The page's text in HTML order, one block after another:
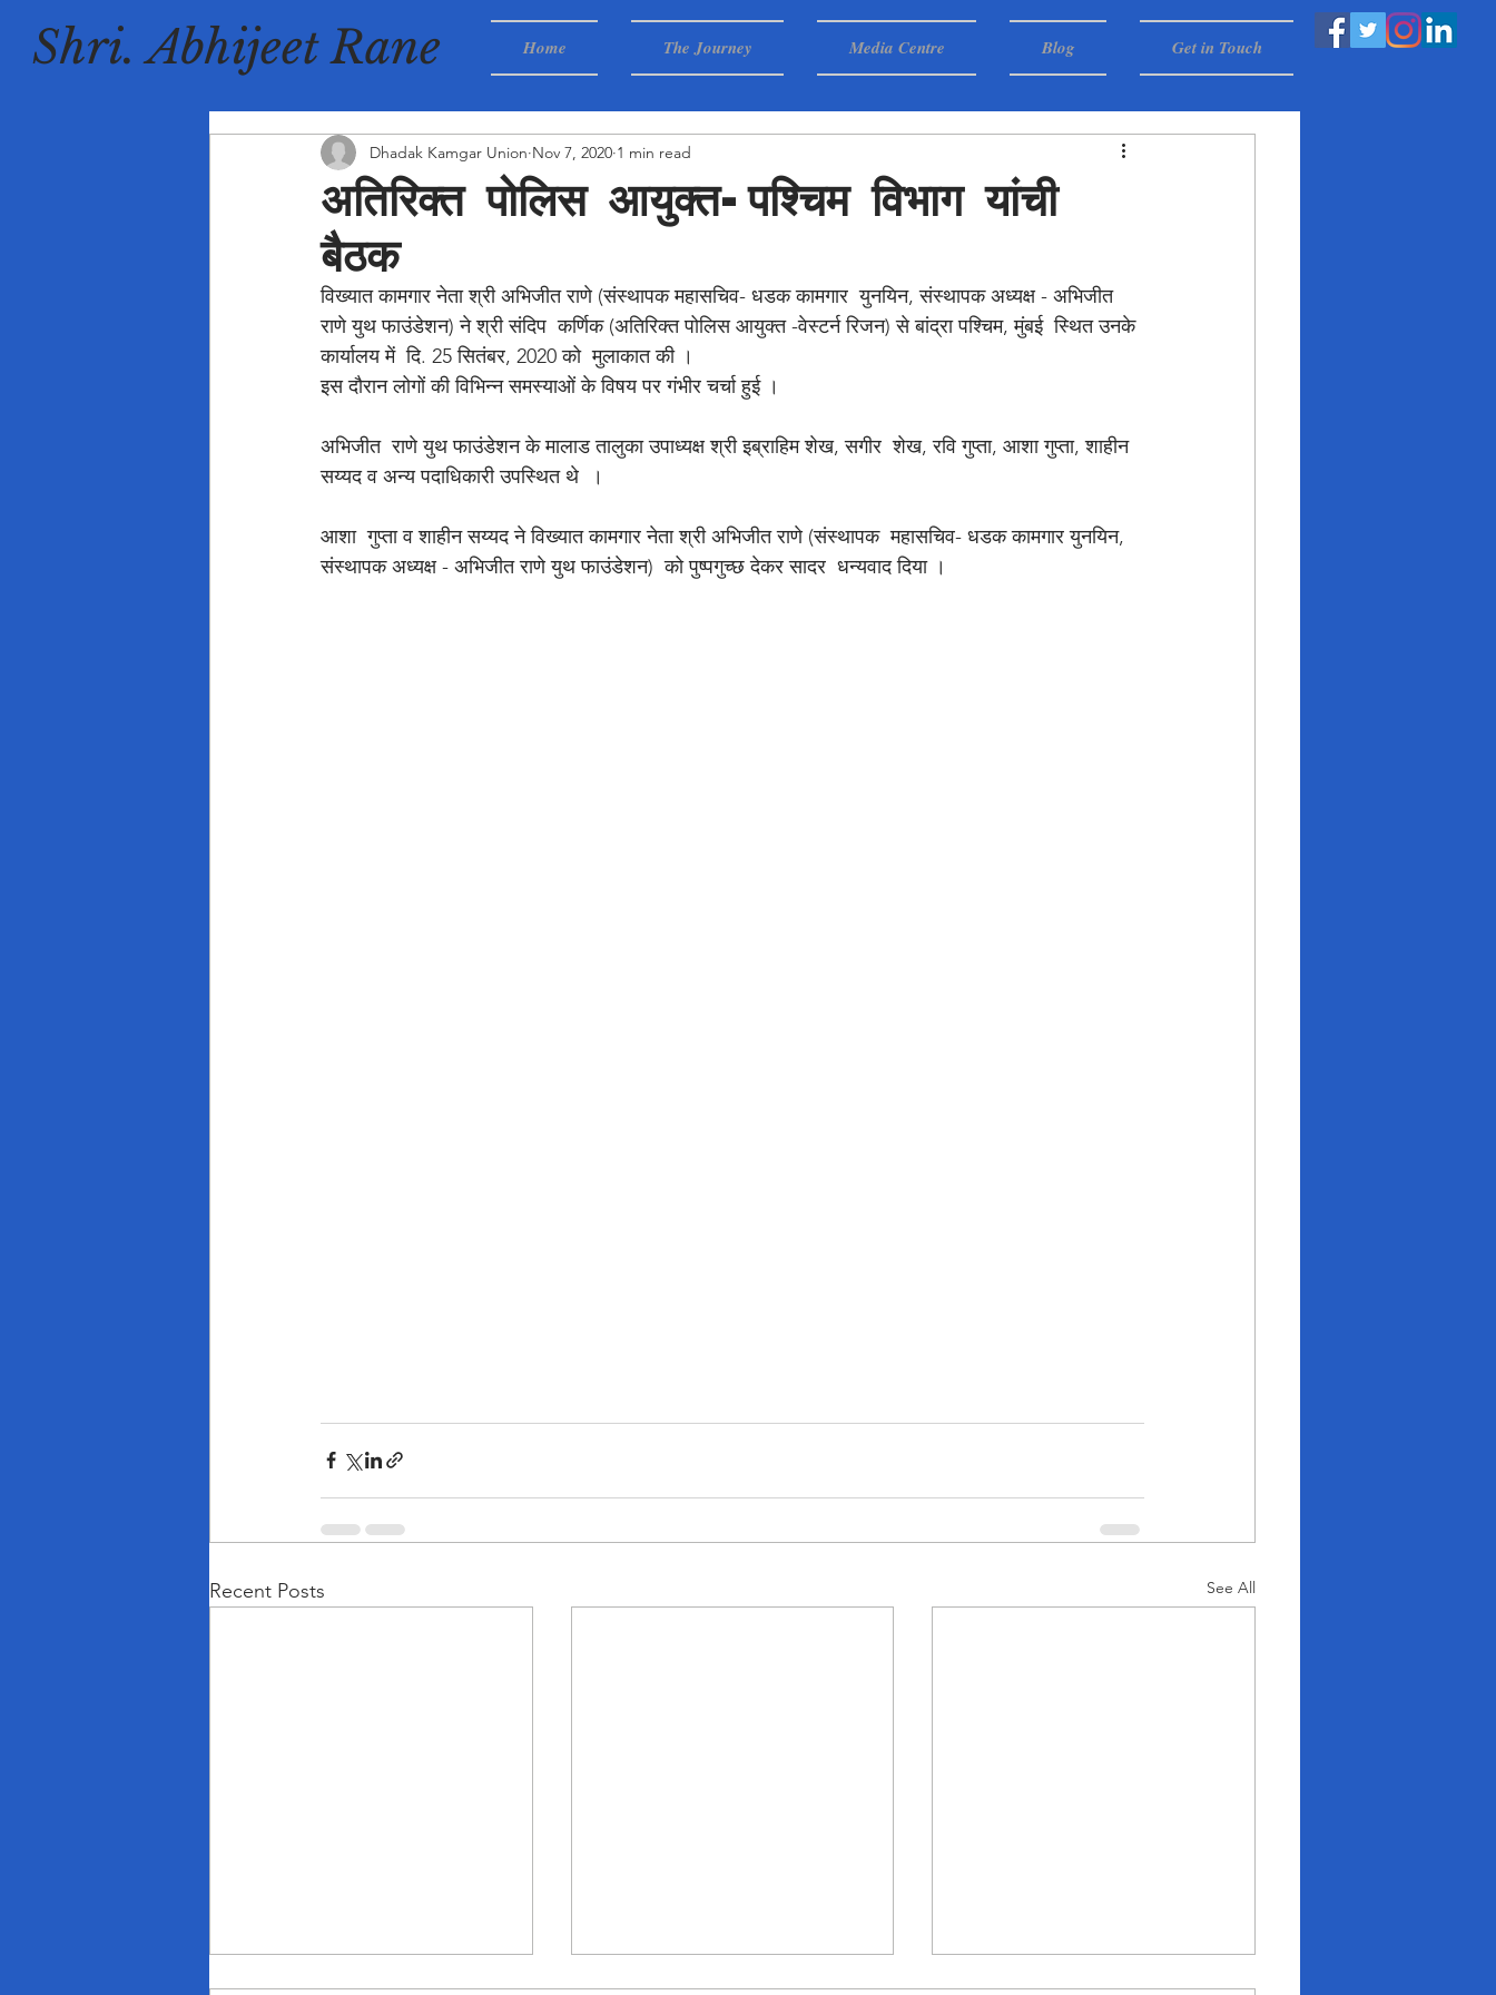
Shri. Abhijeet Rane Home The Journey Media Centre Blog Get in Touch
अतिरिक्त पोलिस आयुक्त-पश्चिम विभाग यांची
बैठक
Dhadak Kamgar Union Nov 7, 2020 1 min read
विख्यात कामगार नेता श्री अभिजीत राणे (संस्थापक महासचिव- धडक कामगार  युनयिन, संस्थापक अध्यक्ष - अभिजीत
राणे युथ फाउंडेशन) ने श्री संदिप  कर्णिक (अतिरिक्त पोलिस आयुक्त -वेस्टर्न रिजन) से बांद्रा पश्चिम, मुंबई  स्थित उनके
कार्यालय में  दि. 25 सितंबर, 2020 को  मुलाकात की ।
इस दौरान लोगों की विभिन्न समस्याओं के विषय पर गंभीर चर्चा हुई ।
अभिजीत  राणे युथ फाउंडेशन के मालाड तालुका उपाध्यक्ष श्री इब्राहिम शेख, सगीर  शेख, रवि गुप्ता, आशा गुप्ता, शाहीन
सय्यद व अन्य पदाधिकारी उपस्थित थे  ।
आशा  गुप्ता व शाहीन सय्यद ने विख्यात कामगार नेता श्री अभिजीत राणे (संस्थापक  महासचिव- धडक कामगार युनयिन,
संस्थापक अध्यक्ष - अभिजीत राणे युथ फाउंडेशन)  को पुष्पगुच्छ देकर सादर  धन्यवाद दिया ।
Recent Posts See All